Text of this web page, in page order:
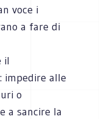
voce i
a fare di
il
impedire alle
o
a sancire la